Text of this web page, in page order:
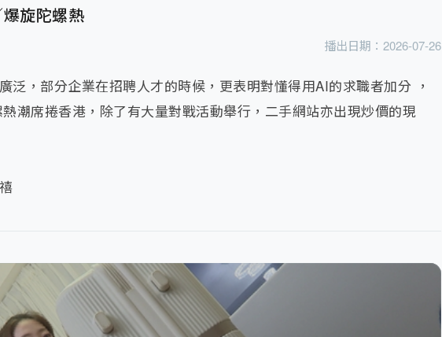
旋陀螺熱
播出日期： 2026-07-26
泛，部分企業在招聘人才的時候，更表明對懂得用AI的求職者加分 ，
潮席捲香港，除了有大量對戰活動舉行，二手網站亦出現炒價的現